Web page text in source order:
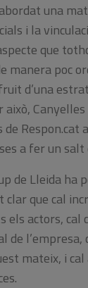
una
i la
que
manera poc
d’una
de Respon.cat
a fer un
de Lleida ha
clar que cal
els actors,
de
mateix, i